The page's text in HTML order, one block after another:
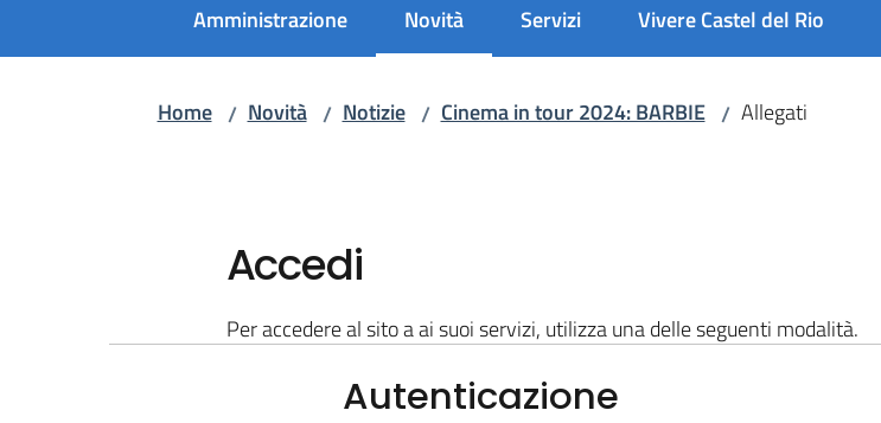
Amministrazione Novità
Menu selezionato
Servizi Vivere Castel del Rio
Home / Novità / Notizie / Cinema in tour 2024: BARBIE / Allegati
Accedi
Per accedere al sito a ai suoi servizi, utilizza una delle seguenti modalità.
Autenticazione